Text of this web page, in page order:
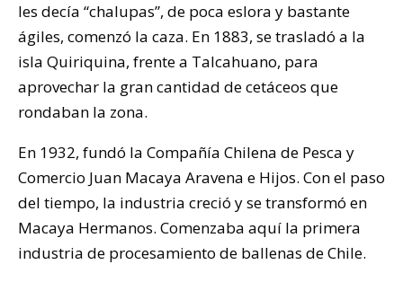
les decía “chalupas”, de poca eslora y bastante
ágiles, comenzó la caza. En 1883, se trasladó a la
isla Quiriquina, frente a Talcahuano, para
aprovechar la gran cantidad de cetáceos que
rondaban la zona.
En 1932, fundó la Compañía Chilena de Pesca y
Comercio Juan Macaya Aravena e Hijos. Con el paso
del tiempo, la industria creció y se transformó en
Macaya Hermanos. Comenzaba aquí la primera
industria de procesamiento de ballenas de Chile.